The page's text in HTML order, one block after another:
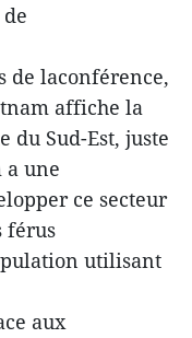
de laconférence,
affiche la
du Sud-Est, juste
a une
ce secteur
férus
utilisant
aux